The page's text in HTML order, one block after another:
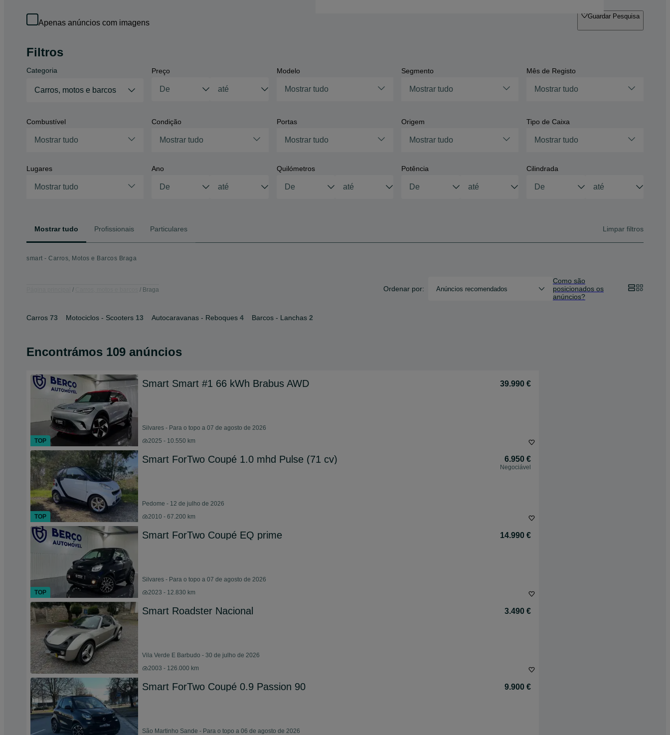
Apenas anúncios com imagens
Guardar Pesquisa
Filtros
Categoria
Carros, motos e barcos
Preço Modelo
Mostrar tudo
Segmento
Mostrar tudo
Mês de Registo
Mostrar tudo
Combustível
Mostrar tudo
Condição
Mostrar tudo
Portas
Mostrar tudo
Origem
Mostrar tudo
Tipo de Caixa
Mostrar tudo
Lugares
Mostrar tudo
Ano Quilómetros Potência Cilindrada
Mostrar tudo Profissionais Particulares Limpar filtros
smart - Carros, Motos e Barcos Braga
Braga Ordenar por: Anúncios recomendados
Como são
posicionados os
anúncios?
Carros 73 Motociclos - Scooters 13 Autocaravanas - Reboques 4 Barcos - Lanchas 2
Encontrámos 109 anúncios
Smart Smart #1 66 kWh Brabus AWD 39.990 €
Silvares - Para o topo a 07 de agosto de 2026
2025 - 10.550 km
Smart ForTwo Coupé 1.0 mhd Pulse (71 cv) 6.950 €
Negociável
Pedome - 12 de julho de 2026
2010 - 67.200 km
Smart ForTwo Coupé EQ prime 14.990 €
Silvares - Para o topo a 07 de agosto de 2026
2023 - 12.830 km
Smart Roadster Nacional 3.490 €
Vila Verde E Barbudo - 30 de julho de 2026
2003 - 126.000 km
Smart ForTwo Coupé 0.9 Passion 90 9.900 €
São Martinho Sande - Para o topo a 06 de agosto de 2026
TOP
TOP
TOP